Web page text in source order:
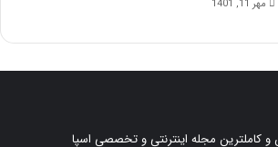
مهر 11, 1401
و کاملترین مجله اینترنتی و تخصصی اسپا